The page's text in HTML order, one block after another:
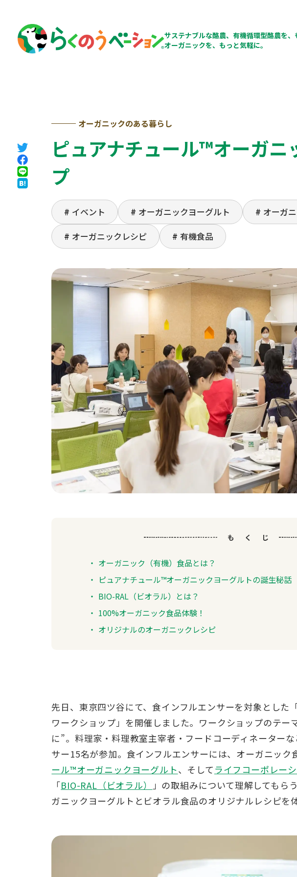
サステナブルな酪農、有機循環型酪農を、
オーガニックを、もっと気軽に。
オーガニックのある暮らし
ピュアナチュール™オーガニ
プ
イベント オーガニックヨーグルト
オーガ
オーガニックレシピ
有機食品
もくじ
オーガニック（有機）食品とは？
ピュアナチュール™オーガニックヨーグルトの誕生秘話
BIO-RAL（ビオラル）とは？
100%オーガニック食品体験！
オリジナルのオーガニックレシピ
先日、東京四ツ谷にて、食インフルエンサーを対象とし
ワークショップ」を開催しました。ワークショップのテー
に”。料理家・料理教室主宰者・フードコーディネーター
サー15名が参加。食インフルエンサーには、オーガニック
ール™オーガニックヨーグルト、そしてライフコーポレー
「BIO-RAL（ビオラル）
」の取組みについて理解してもら
ガニックヨーグルトとビオラル食品のオリジナルレシピを